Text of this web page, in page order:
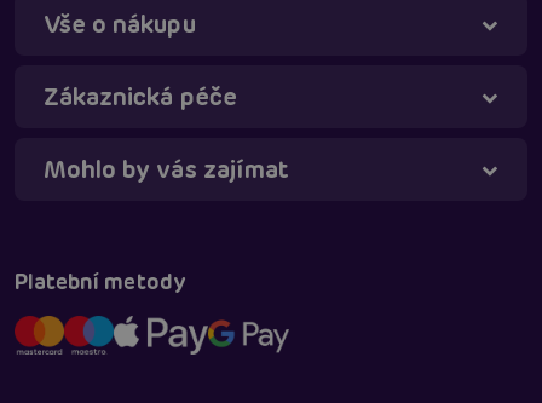
Vše o nákupu
Zákaznická péče
Mohlo by vás zajímat
Platební metody